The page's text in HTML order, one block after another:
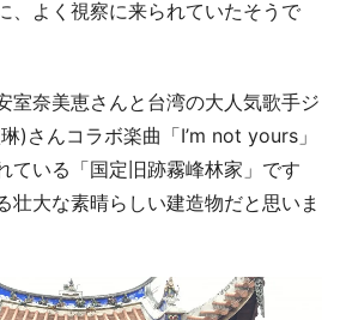
、よく視察に来られていたそうで
室奈美恵さんと台湾の大人気歌手ジ
)さんコラボ楽曲「I’m not yours」
ている「国定旧跡霧峰林家」です
壮大な素晴らしい建造物だと思いま